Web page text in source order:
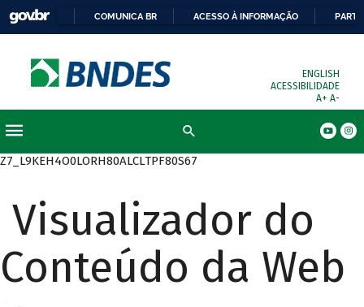
COMUNICA BR ACESSO À INFORMAÇÃO
ENGLISH
ACESSIBILIDADE
A+ A-
Z7_L9KEH4O0LORH80ALCLTPF80S67
Visualizador do
Conteúdo da Web